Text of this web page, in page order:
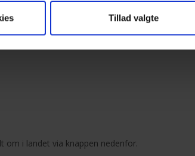
Tillad valgte
i landet via knappen nedenfor.